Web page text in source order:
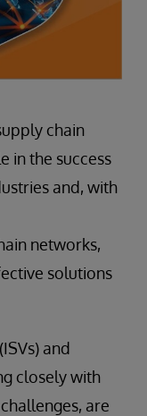
chain
in the success
and, with
networks,
solutions
and
closely with
are